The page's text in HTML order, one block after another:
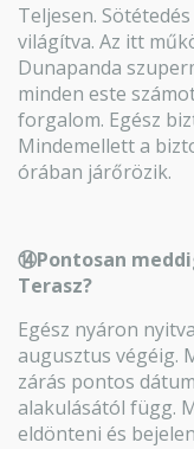
Teljesen.
világítva. Az itt
Dunapanda
minden este
forgalom. Egész
Mindemellett a
órában járőrözik.
⑭Pontosan
Terasz?
Egész nyáron
augusztus végéig.
zárás pontos
alakulásától függ.
eldönteni és